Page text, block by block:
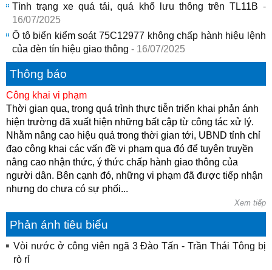
Tình trạng xe quá tải, quá khổ lưu thông trên TL11B -
16/07/2025
Ô tô biển kiểm soát 75C12977 không chấp hành hiệu lệnh
của đèn tín hiệu giao thông - 16/07/2025
Thông báo
Công khai vi phạm
Thời gian qua, trong quá trình thực tiễn triển khai phản ánh
hiện trường đã xuất hiện những bất cập từ công tác xử lý.
Nhằm nâng cao hiệu quả trong thời gian tới, UBND tỉnh chỉ
đạo công khai các vấn đề vi phạm qua đó để tuyên truyền
nâng cao nhận thức, ý thức chấp hành giao thông của
người dân. Bên cạnh đó, những vi phạm đã được tiếp nhận
nhưng do chưa có sự phối...
Xem tiếp
Phản ánh tiêu biểu
Vòi nước ở công viên ngã 3 Đào Tấn - Trần Thái Tông bị
rò rỉ